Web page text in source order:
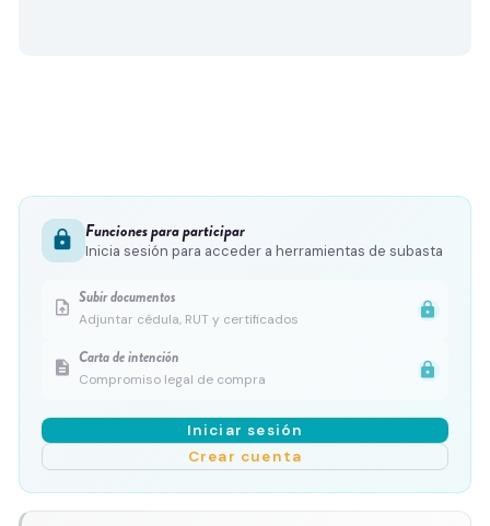
lock Funciones para participar
Inicia sesión para acceder a herramientas de subasta
upload_file Subir documentos
Adjuntar cédula, RUT y certificados
lock
description Carta de intención
Compromiso legal de compra
lock
Iniciar sesión
Crear cuenta